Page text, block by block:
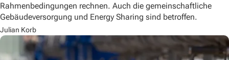
Rahmenbedingungen rechnen. Auch die gemeinschaftliche
Gebäudeversorgung und Energy Sharing sind betroffen.
Julian Korb